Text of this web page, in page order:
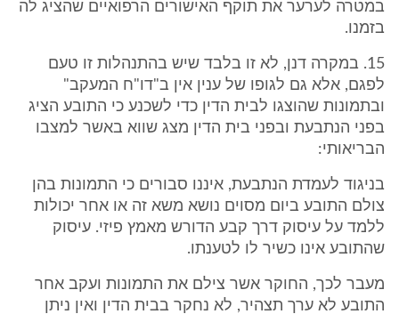
במטרה לערער את תוקף האישורים הרפואיים שהציג לה
בזמנו.
15. במקרה דנן, לא זו בלבד שיש בהתנהלות זו טעם
לפגם, אלא גם לגופו של ענין אין ב"דו"ח המעקב"
ובתמונות שהוצגו לבית הדין כדי לשכנע כי התובע הציג
בפני הנתבעת ובפני בית הדין מצג שווא באשר למצבו
הבריאותי:
בניגוד לעמדת הנתבעת, איננו סבורים כי התמונות בהן
צולם התובע ביום מסוים נושא משא זה או אחר יכולות
ללמד על עיסוק דרך קבע הדורש מאמץ פיזי. עיסוק
שהתובע אינו כשיר לו לטענתו.
מעבר לכך, החוקר אשר צילם את התמונות ועקב אחר
התובע לא ערך תצהיר, לא נחקר בבית הדין ואין ניתן